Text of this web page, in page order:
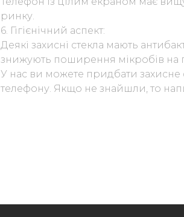
ринку.
6. Гігієнічний аспект:
Деякі захисні стекла мають
знижують поширення мікробів на
У нас ви можете придбати захисне
телефону. Якщо не знайшли, то